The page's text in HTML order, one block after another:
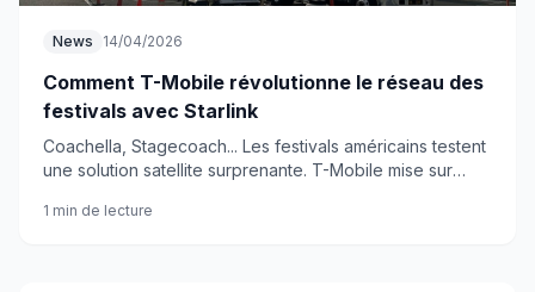
News 14/04/2026
Comment T-Mobile révolutionne le réseau des
festivals avec Starlink
Coachella, Stagecoach... Les festivals américains testent
une solution satellite surprenante. T-Mobile mise sur
1 min de lecture